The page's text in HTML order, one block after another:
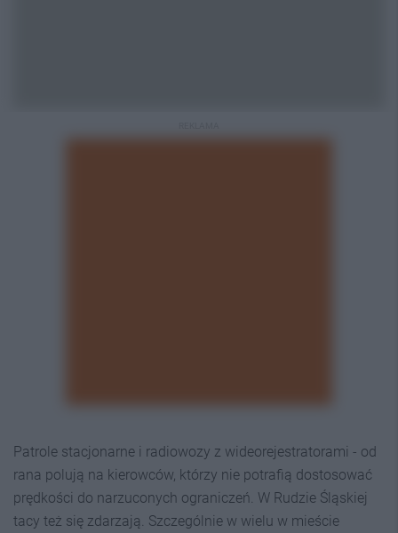
Patrole stacjonarne i radiowozy z wideorejestratorami - od
rana polują na kierowców, którzy nie potrafią dostosować
prędkości do narzuconych ograniczeń. W Rudzie Śląskiej
tacy też się zdarzają. Szczególnie w wielu w mieście